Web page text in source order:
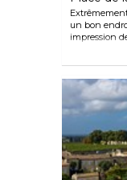
un bon
impression
C'est
notamment
Le site
patrimoine
architecture